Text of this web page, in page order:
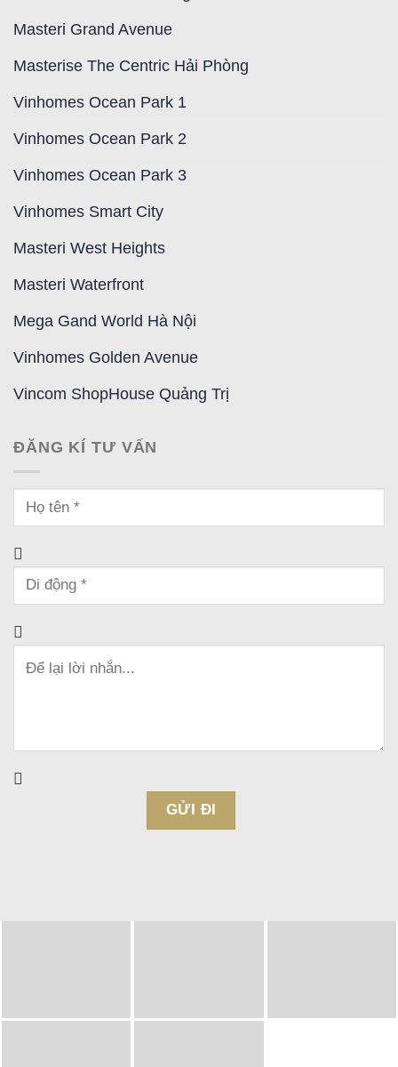
Masteri Grand Avenue
Masterise The Centric Hải Phòng
Vinhomes Ocean Park 1
Vinhomes Ocean Park 2
Vinhomes Ocean Park 3
Vinhomes Smart City
Masteri West Heights
Masteri Waterfront
Mega Gand World Hà Nội
Vinhomes Golden Avenue
Vincom ShopHouse Quảng Trị
ĐĂNG KÍ TƯ VẤN